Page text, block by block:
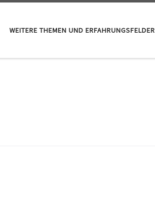
WEITERE THEMEN UND ERFAHRUNGSFELDER